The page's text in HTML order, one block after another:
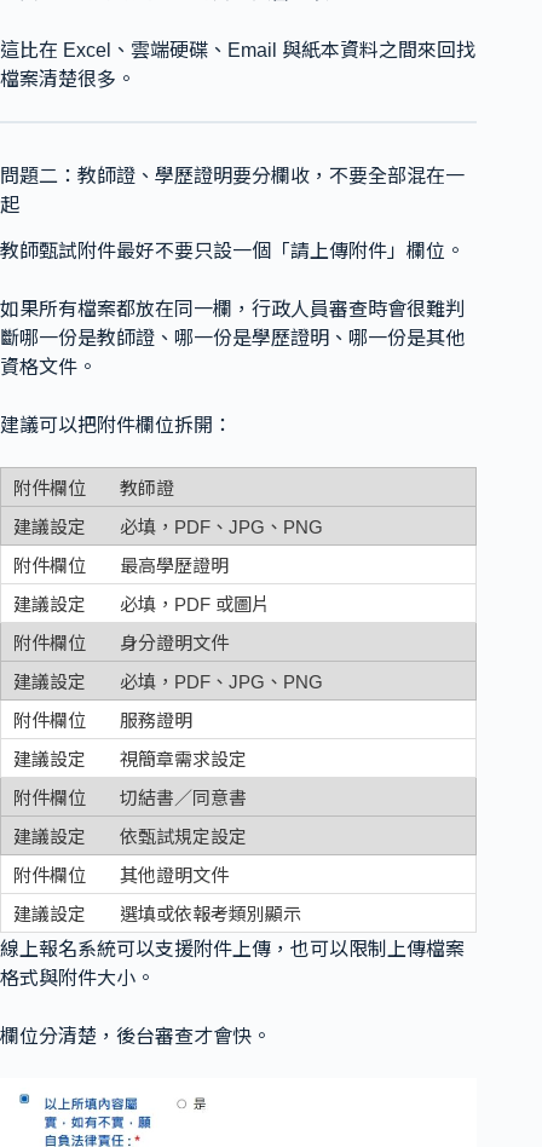
這比在 Excel、雲端硬碟、Email 與紙本資料之間來回找
檔案清楚很多。
問題二：教師證、學歷證明要分欄收，不要全部混在一
起
教師甄試附件最好不要只設一個「請上傳附件」欄位。
如果所有檔案都放在同一欄，行政人員審查時會很難判
斷哪一份是教師證、哪一份是學歷證明、哪一份是其他
資格文件。
建議可以把附件欄位拆開：
教師證
必填，PDF、JPG、PNG
最高學歷證明
必填，PDF 或圖片
身分證明文件
必填，PDF、JPG、PNG
服務證明
視簡章需求設定
切結書／同意書
依甄試規定設定
其他證明文件
選填或依報考類別顯示
線上報名系統可以支援附件上傳，也可以限制上傳檔案
格式與附件大小。
欄位分清楚，後台審查才會快。